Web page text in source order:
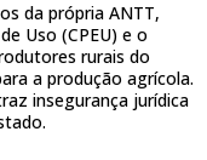
da própria ANTT,
Uso (CPEU) e o
rurais do
a produção agrícola.
insegurança jurídica